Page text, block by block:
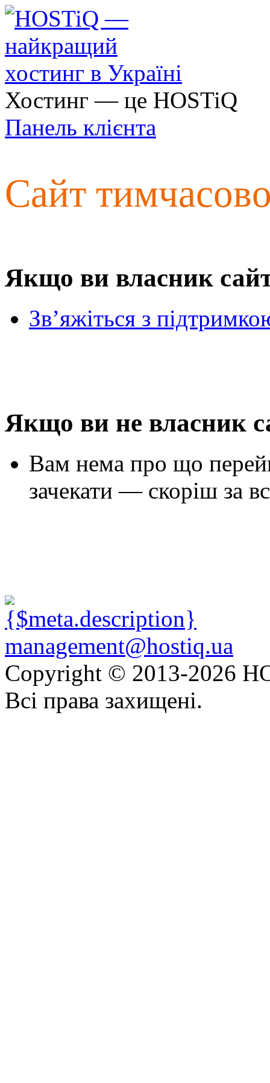
Хостинг — це HOSTiQ
Панель клієнта
Сайт
Якщо ви власник
Зв’яжіться з
Якщо ви не власник
Вам нема про що
зачекати — скоріш за
management@hostiq.ua
Copyright © 2013-2026
Всі права захищені.